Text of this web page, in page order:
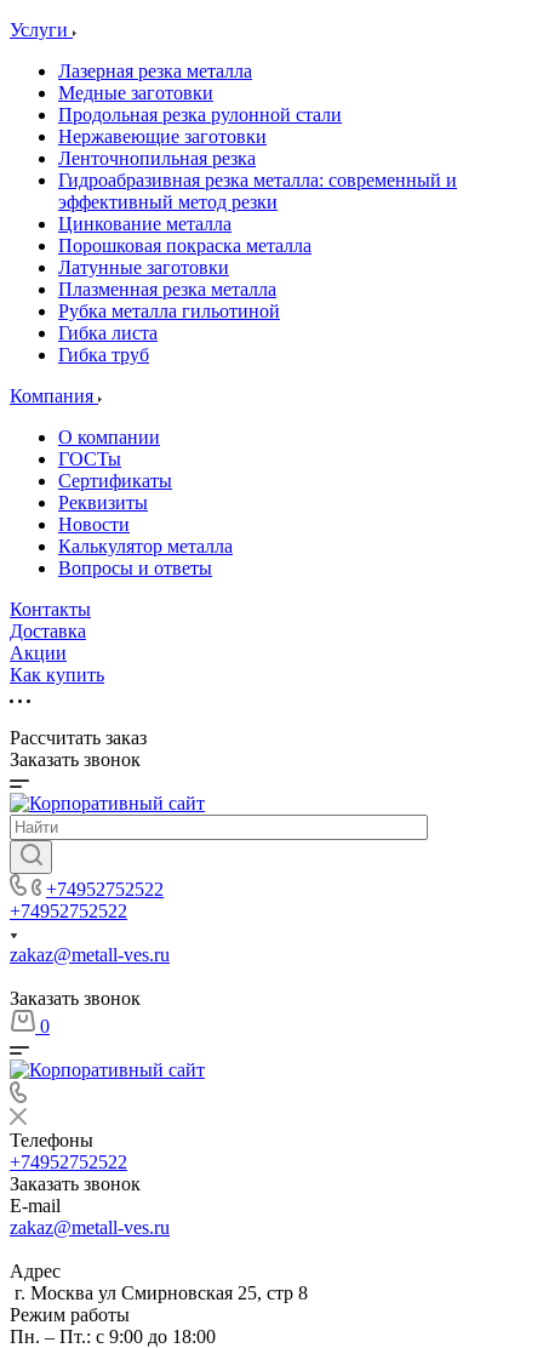
Услуги
Лазерная резка металла
Медные заготовки
Продольная резка рулонной стали
Нержавеющие заготовки
Ленточнопильная резка
Гидроабразивная резка металла: современный и
эффективный метод резки
Цинкование металла
Порошковая покраска металла
Латунные заготовки
Плазменная резка металла
Рубка металла гильотиной
Гибка листа
Гибка труб
Компания
О компании
ГОСТы
Сертификаты
Реквизиты
Новости
Калькулятор металла
Вопросы и ответы
Контакты
Доставка
Акции
Как купить
Рассчитать заказ
Заказать звонок
+74952752522
+74952752522
zakaz@metall-ves.ru
Заказать звонок
0
Телефоны
+74952752522
Заказать звонок
E-mail
zakaz@metall-ves.ru
Адрес
г. Москва ул Смирновская 25, стр 8
Режим работы
Пн. – Пт.: с 9:00 до 18:00